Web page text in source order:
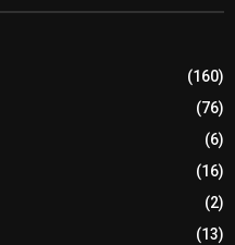
(160)
(76)
(6)
(16)
(2)
(13)